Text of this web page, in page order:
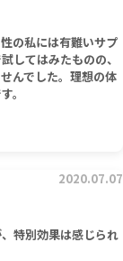
の私には有難いサプ
してはみたものの、
んでした。理想の体
。
2020.07.07
特別効果は感じられ